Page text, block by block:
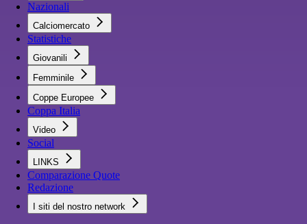
Nazionali
Calciomercato
Statistiche
Giovanili
Femminile
Coppe Europee
Coppa Italia
Video
Social
LINKS
Comparazione Quote
Redazione
I siti del nostro network